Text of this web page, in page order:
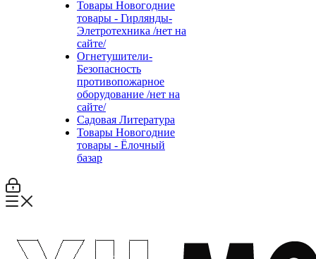
Товары Новогодние
товары - Гирлянды-
Элетротехника /нет на
сайте/
Огнетушители-
Безопасность
противопожарное
оборудование /нет на
сайте/
Садовая Литература
Товары Новогодние
товары - Ёлочный
базар